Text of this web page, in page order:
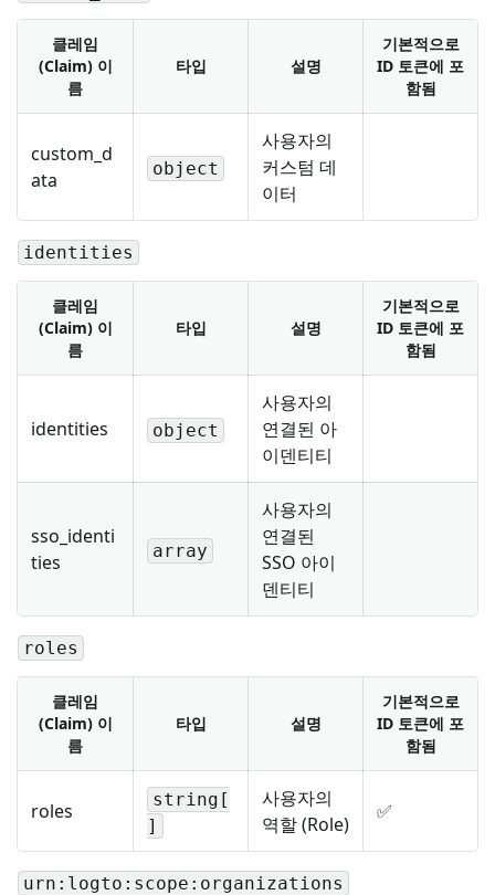
클레임
(Claim) 이
름
타입 설명
기본적으로
ID 토큰에 포
함됨
custom_d
ata
object
사용자의
커스텀 데
이터
identities
클레임
(Claim) 이
름
타입 설명
기본적으로
ID 토큰에 포
함됨
identities object
사용자의
연결된 아
이덴티티
sso_identi
ties
array
사용자의
연결된
SSO 아이
덴티티
roles
클레임
(Claim) 이
름
타입 설명
기본적으로
ID 토큰에 포
함됨
roles
string[
]
사용자의
역할 (Role)
✅
urn:logto:scope:organizations